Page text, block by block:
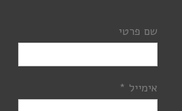
שם פרטי
אימייל *